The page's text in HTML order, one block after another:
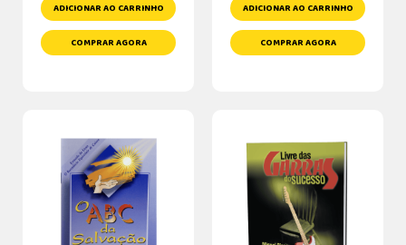
ADICIONAR AO CARRINHO
COMPRAR AGORA
ADICIONAR AO CARRINHO
COMPRAR AGORA